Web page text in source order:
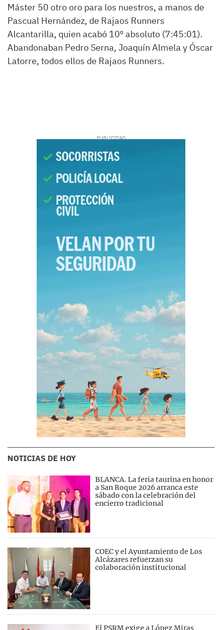
Máster 50 otro oro para los nuestros, a manos de
Pascual Hernández, de Rajaos Runners
Alcantarilla, quien acabó 10º absoluto (7:45:01).
Abandonaban Pedro Serna, Joaquín Almela y Óscar
Latorre, todos ellos de Rajaos Runners.
NOTICIAS DE HOY
BLANCA. La feria taurina en honor
a San Roque 2026 arranca este
sábado con la celebración del
encierro tradicional
COEC y el Ayuntamiento de Los
Alcázares refuerzan su
colaboración institucional
El PSRM exige a López Miras